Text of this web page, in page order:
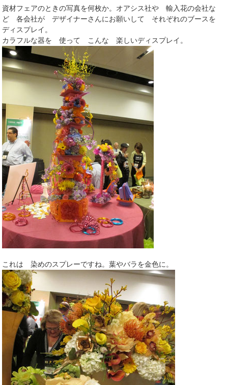
資材フェアのときの写真を何枚か。オアシス社や 輸入花の会社な
ど 各会社が デザイナーさんにお願いして それぞれのブースを
ディスプレイ。
カラフルな器を 使って こんな 楽しいディスプレイ。
これは 染めのスプレーですね。葉やバラを金色に。